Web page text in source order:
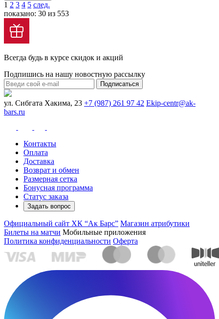
1 2 3 4 5 след.
показано: 30 из 553
Всегда будь в курсе скидок и акций
Подпишись на нашу новостную рассылку
Подписаться
ул. Сибгата Хакима, 23 +7 (987) 261 97 42 Ekip-centr@ak-
bars.ru
Контакты
Оплата
Доставка
Возврат и обмен
Размерная сетка
Бонусная программа
Статус заказа
Задать вопрос
Официальный сайт ХК “Ак Барс” Магазин атрибутики
Билеты на матчи Мобильные приложения
Политика конфиденциальности Оферта